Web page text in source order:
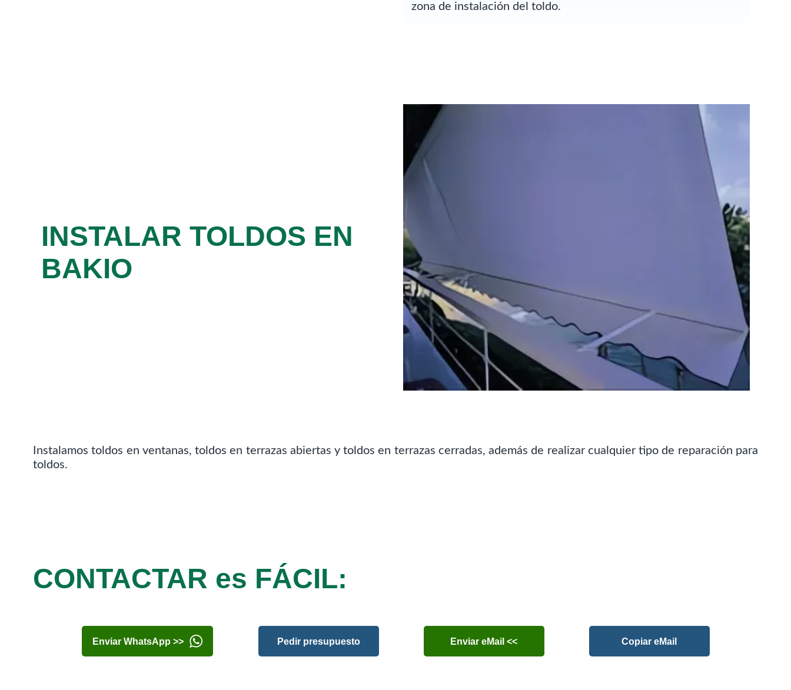
zona de instalación del toldo.
INSTALAR TOLDOS EN
BAKIO
Instalamos toldos en ventanas, toldos en terrazas abiertas y toldos en terrazas cerradas, además de realizar cualquier tipo de reparación para
toldos.
CONTACTAR es FÁCIL:
Enviar WhatsApp >> Pedir presupuesto Enviar eMail << Copiar eMail